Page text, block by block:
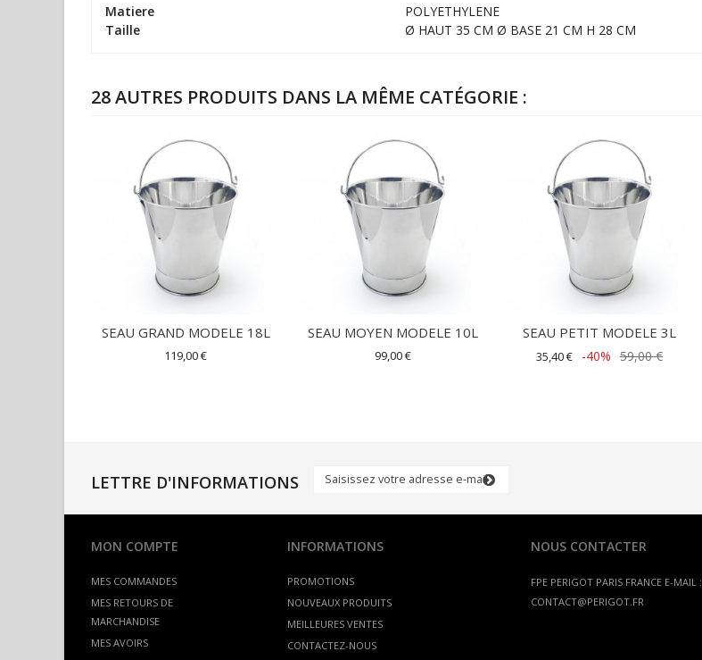
Matiere
POLYETHYLENE
Taille
Ø HAUT 35 CM Ø BASE 21 CM H 28 CM
28 AUTRES PRODUITS DANS LA MÊME CATÉGORIE :
SEAU GRAND MODELE 18L
119,00 €
SEAU MOYEN MODELE 10L
99,00 €
SEAU PETIT MODELE 3L
35,40 € -40% 59,00 €
LETTRE D'INFORMATIONS
MON COMPTE
MES COMMANDES
MES RETOURS DE
MARCHANDISE
MES AVOIRS
INFORMATIONS
PROMOTIONS
NOUVEAUX PRODUITS
MEILLEURES VENTES
CONTACTEZ-NOUS
NOUS CONTACTER
FPE PERIGOT PARIS FRANCE E-MAIL :
CONTACT@PERIGOT.FR